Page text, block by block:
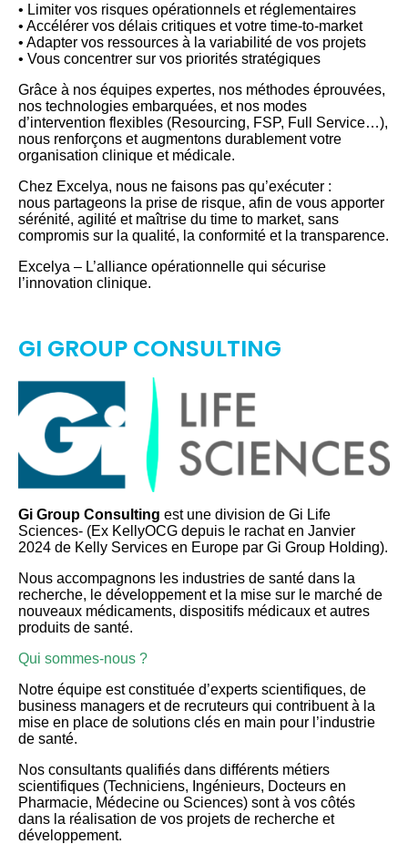
• Limiter vos risques opérationnels et réglementaires
• Accélérer vos délais critiques et votre time-to-market
• Adapter vos ressources à la variabilité de vos projets
• Vous concentrer sur vos priorités stratégiques
Grâce à nos équipes expertes, nos méthodes éprouvées,
nos technologies embarquées, et nos modes
d’intervention flexibles (Resourcing, FSP, Full Service…),
nous renforçons et augmentons durablement votre
organisation clinique et médicale.
Chez Excelya, nous ne faisons pas qu’exécuter :
nous partageons la prise de risque, afin de vous apporter
sérénité, agilité et maîtrise du time to market, sans
compromis sur la qualité, la conformité et la transparence.
Excelya – L’alliance opérationnelle qui sécurise
l’innovation clinique.
GI GROUP CONSULTING
Gi Group Consulting est une division de Gi Life
Sciences- (Ex KellyOCG depuis le rachat en Janvier
2024 de Kelly Services en Europe par Gi Group Holding).
Nous accompagnons les industries de santé dans la
recherche, le développement et la mise sur le marché de
nouveaux médicaments, dispositifs médicaux et autres
produits de santé.
Qui sommes-nous ?
Notre équipe est constituée d’experts scientifiques, de
business managers et de recruteurs qui contribuent à la
mise en place de solutions clés en main pour l’industrie
de santé.
Nos consultants qualifiés dans différents métiers
scientifiques (Techniciens, Ingénieurs, Docteurs en
Pharmacie, Médecine ou Sciences) sont à vos côtés
dans la réalisation de vos projets de recherche et
développement.